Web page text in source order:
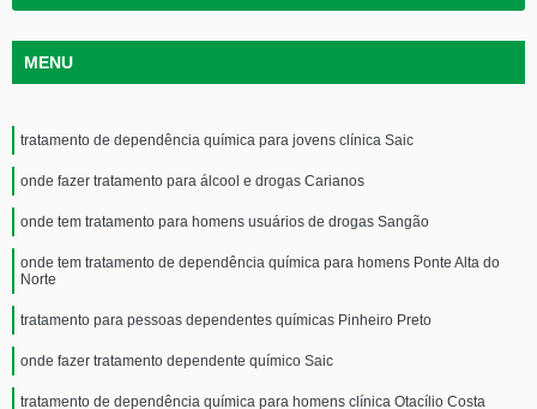
MENU
tratamento de dependência química para jovens clínica Saic
onde fazer tratamento para álcool e drogas Carianos
onde tem tratamento para homens usuários de drogas Sangão
onde tem tratamento de dependência química para homens Ponte Alta do
Norte
tratamento para pessoas dependentes químicas Pinheiro Preto
onde fazer tratamento dependente químico Saic
tratamento de dependência química para homens clínica Otacílio Costa